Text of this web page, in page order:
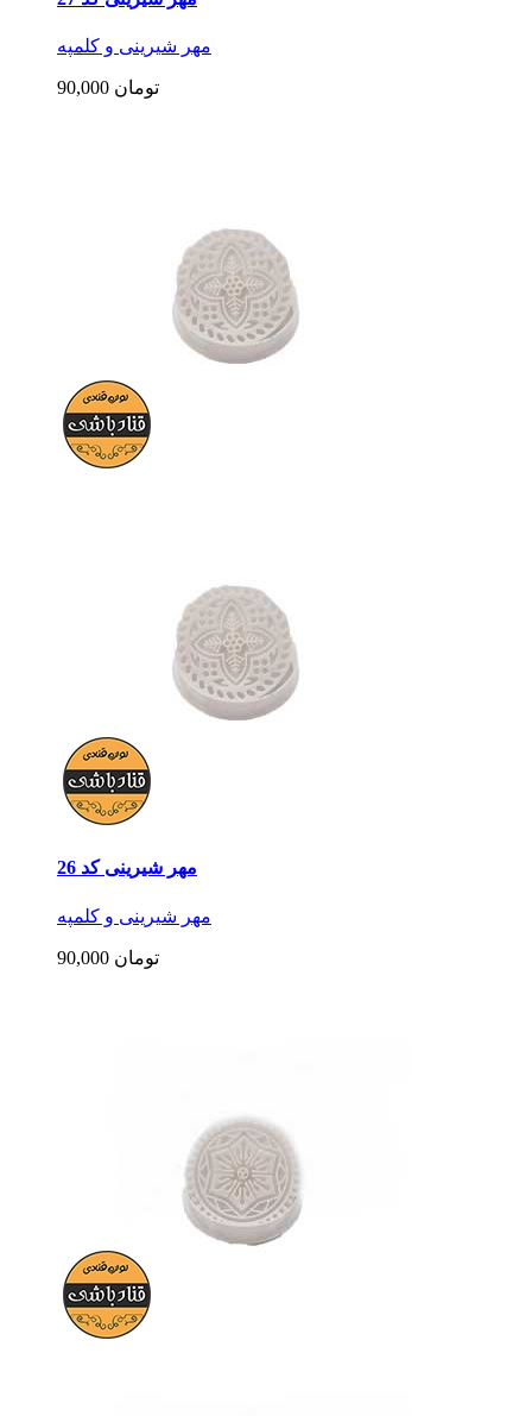
مهر شیرینی و کلمپه
90,000 تومان
مهر شیرینی کد 26
مهر شیرینی و کلمپه
90,000 تومان